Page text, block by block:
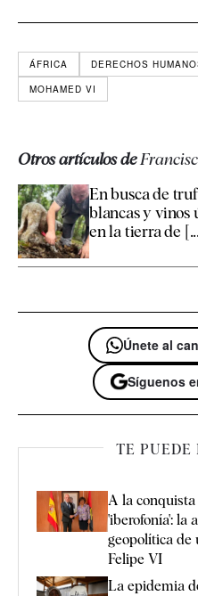
ÁFRICA DERECHOS
MOHAMED VI
Otros artículos de
En busca de
blancas y vinos
en la tierra de
Únete al
Síguenos
TE PUEDE
A la
'iberofonía': la
geopolítica de
Felipe VI
La epidemia